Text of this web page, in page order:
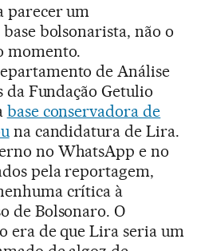
parecer um
bolsonarista, não o
momento.
de Análise
da Fundação Getulio
base conservadora de
na candidatura de Lira.
no WhatsApp e no
pela reportagem,
crítica à
de Bolsonaro. O
era de que Lira seria um